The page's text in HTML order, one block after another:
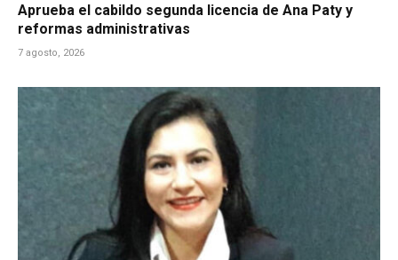
Aprueba el cabildo segunda licencia de Ana Paty y
reformas administrativas
7 agosto, 2026